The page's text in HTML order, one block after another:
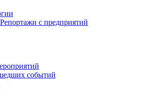
с предприятий
событий